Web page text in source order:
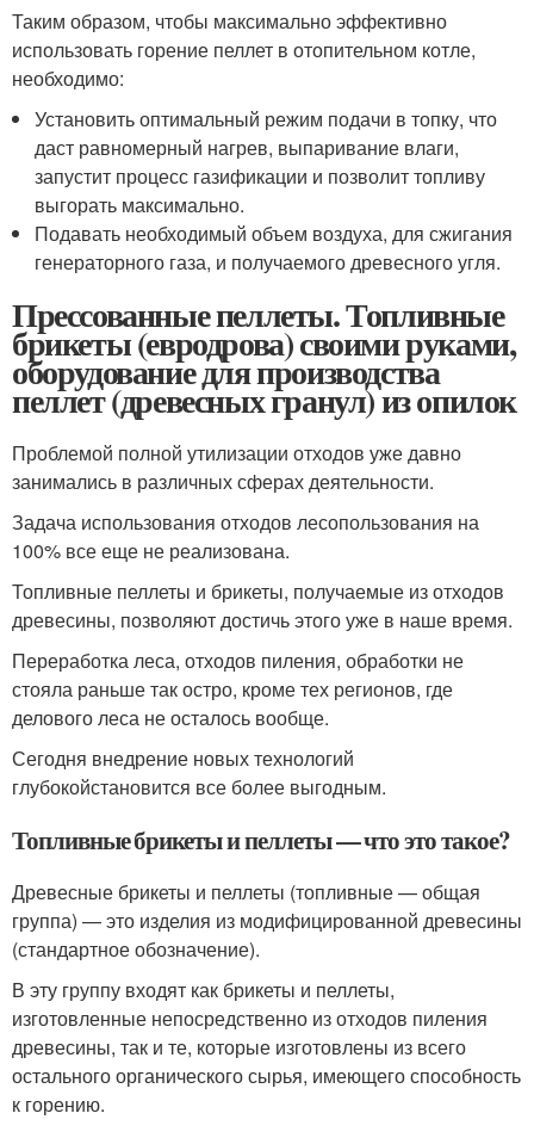
Таким образом, чтобы максимально эффективно
использовать горение пеллет в отопительном котле,
необходимо:
Установить оптимальный режим подачи в топку, что
даст равномерный нагрев, выпаривание влаги,
запустит процесс газификации и позволит топливу
выгорать максимально.
Подавать необходимый объем воздуха, для сжигания
генераторного газа, и получаемого древесного угля.
Прессованные пеллеты. Топливные
брикеты (евродрова) своими руками,
оборудование для производства
пеллет (древесных гранул) из опилок
Проблемой полной утилизации отходов уже давно
занимались в различных сферах деятельности.
Задача использования отходов лесопользования на
100% все еще не реализована.
Топливные пеллеты и брикеты, получаемые из отходов
древесины, позволяют достичь этого уже в наше время.
Переработка леса, отходов пиления, обработки не
стояла раньше так остро, кроме тех регионов, где
делового леса не осталось вообще.
Сегодня внедрение новых технологий
глубокойстановится все более выгодным.
Топливные брикеты и пеллеты — что это такое?
Древесные брикеты и пеллеты (топливные — общая
группа) — это изделия из модифицированной древесины
(стандартное обозначение).
В эту группу входят как брикеты и пеллеты,
изготовленные непосредственно из отходов пиления
древесины, так и те, которые изготовлены из всего
остального органического сырья, имеющего способность
к горению.